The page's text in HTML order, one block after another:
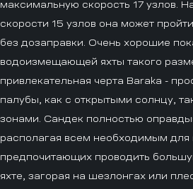
максимальную скорость 17 узлов.
скорости 15 узлов она может
без дозаправки. Очень хорошие
водоизмещающей яхты такого
привлекательная черта Baraka -
палубы, как с открытыми солнцу,
зонами. Сандек полностью
располагая всем необходимым для
предпочитающих проводить
яхте, загорая на шезлонгах или